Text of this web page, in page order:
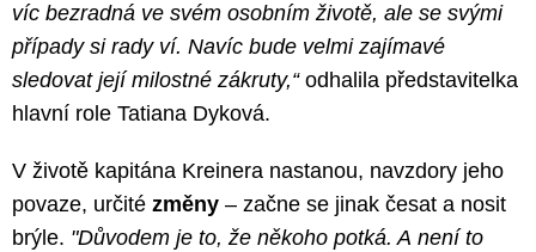
víc bezradná ve svém osobním životě, ale se svými
případy si rady ví. Navíc bude velmi zajímavé
sledovat její milostné zákruty,“odhalila představitelka
hlavní role Tatiana Dyková.
V životě kapitána Kreinera nastanou, navzdory jeho
povaze, určité změny –⁠ začne se jinak česat a nosit
brýle. "Důvodem je to, že někoho potká. A není to